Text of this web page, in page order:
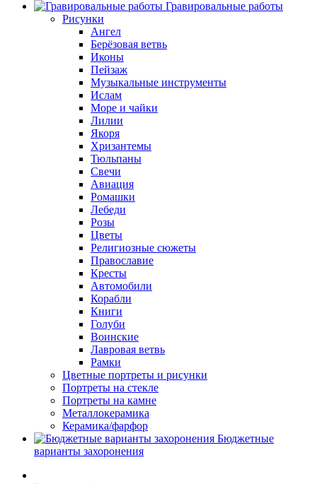
Гравировальные работы
Рисунки
Ангел
Берёзовая ветвь
Иконы
Пейзаж
Музыкальные инструменты
Ислам
Море и чайки
Лилии
Якоря
Хризантемы
Тюльпаны
Свечи
Авиация
Ромашки
Лебеди
Розы
Цветы
Религиозные сюжеты
Православие
Кресты
Автомобили
Корабли
Книги
Голуби
Воинские
Лавровая ветвь
Рамки
Цветные портреты и рисунки
Портреты на стекле
Портреты на камне
Металлокерамика
Керамика/фарфор
Бюджетные
варианты захоронения